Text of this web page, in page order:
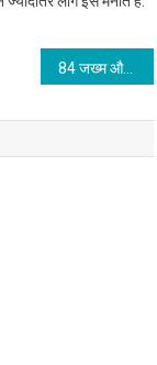
84 जख्म और एक कातिल भाई… आईटी इंजीनियर हिमशिखा मर्डर केस में बड़ा खुलासा, लिवर-किडनी तक को कर दिया था छलनी